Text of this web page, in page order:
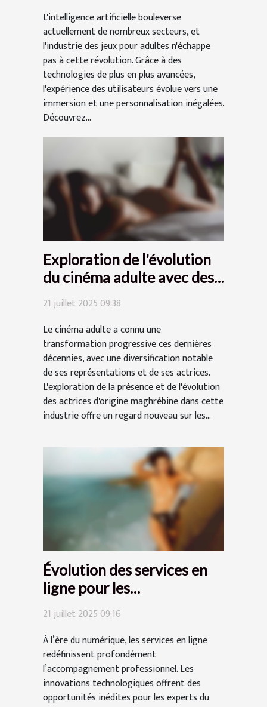
L'intelligence artificielle bouleverse
actuellement de nombreux secteurs, et
l'industrie des jeux pour adultes n'échappe
pas à cette révolution. Grâce à des
technologies de plus en plus avancées,
l'expérience des utilisateurs évolue vers une
immersion et une personnalisation inégalées.
Découvrez...
Exploration de l'évolution
du cinéma adulte avec des
actrices d'origine
maghrébine
21 juillet 2025 09:38
Le cinéma adulte a connu une
transformation progressive ces dernières
décennies, avec une diversification notable
de ses représentations et de ses actrices.
L'exploration de la présence et de l'évolution
des actrices d'origine maghrébine dans cette
industrie offre un regard nouveau sur les...
Évolution des services en
ligne pour les
professionnels de
l'accompagnement
21 juillet 2025 09:16
À l’ère du numérique, les services en ligne
redéfinissent profondément
l’accompagnement professionnel. Les
innovations technologiques offrent des
opportunités inédites pour les experts du